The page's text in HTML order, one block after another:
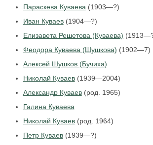
Параскева Куваева(1903—?)
Иван Куваев(1904—?)
Елизавета Решетова (Куваева)
Феодора Куваева (Шушкова) (1902—7)
Алексей Шушков (Бучиха)
Николай Куваев(1939—2004)
Александр Куваев(род. 1965)
Галина Куваева
Николай Куваев(род. 1964)
Петр Куваев(1939—?)